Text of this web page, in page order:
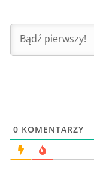
0 KOMENTARZY